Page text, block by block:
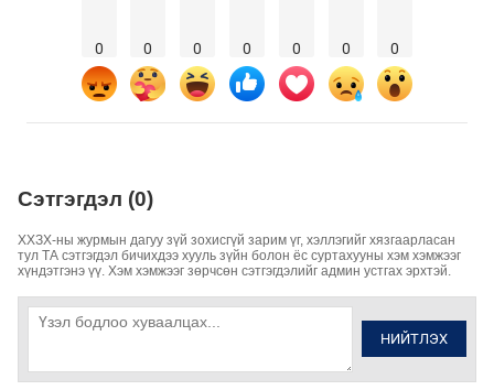
0 0 0 0 0 0 0
Сэтгэгдэл (0)
ХХЗХ-ны журмын дагуу зүй зохисгүй зарим үг, хэллэгийг хязгаарласан
тул ТА сэтгэгдэл бичихдээ хууль зүйн болон ёс суртахууны хэм хэмжээг
хүндэтгэнэ үү. Хэм хэмжээг зөрчсөн сэтгэгдэлийг админ устгах эрхтэй.
НИЙТЛЭХ